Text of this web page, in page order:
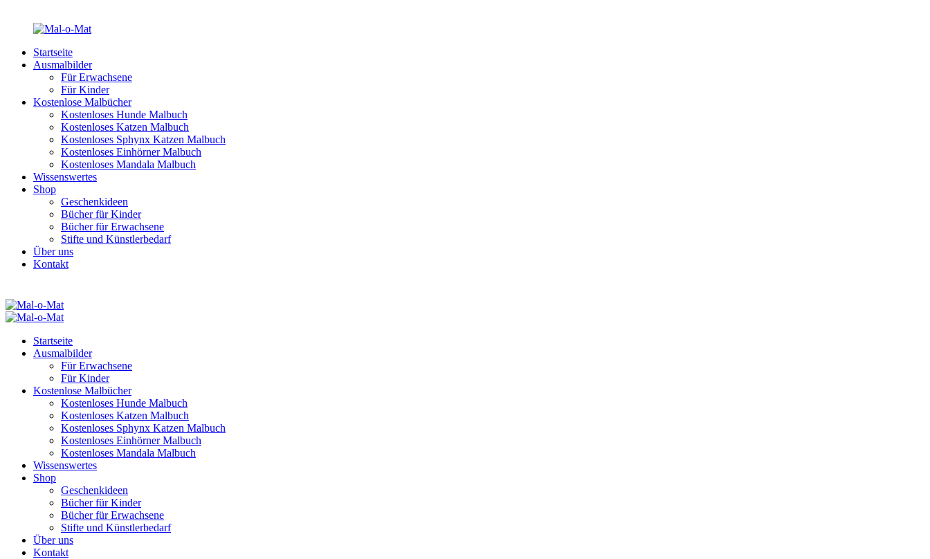
Startseite
Ausmalbilder
Für Erwachsene
Für Kinder
Kostenlose Malbücher
Kostenloses Hunde Malbuch
Kostenloses Katzen Malbuch
Kostenloses Sphynx Katzen Malbuch
Kostenloses Einhörner Malbuch
Kostenloses Mandala Malbuch
Wissenswertes
Shop
Geschenkideen
Bücher für Kinder
Bücher für Erwachsene
Stifte und Künstlerbedarf
Über uns
Kontakt
Startseite
Ausmalbilder
Für Erwachsene
Für Kinder
Kostenlose Malbücher
Kostenloses Hunde Malbuch
Kostenloses Katzen Malbuch
Kostenloses Sphynx Katzen Malbuch
Kostenloses Einhörner Malbuch
Kostenloses Mandala Malbuch
Wissenswertes
Shop
Geschenkideen
Bücher für Kinder
Bücher für Erwachsene
Stifte und Künstlerbedarf
Über uns
Kontakt